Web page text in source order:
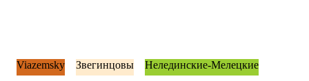
Viazemsky Звегинцовы Нелединские-Мелецкие